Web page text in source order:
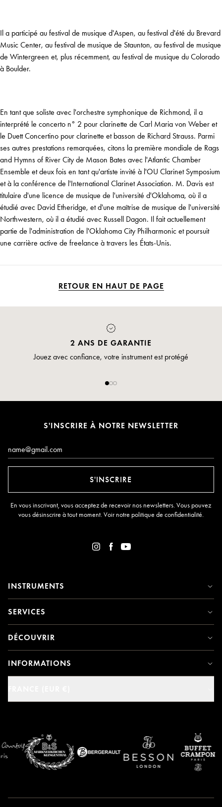
Il a participé au festival de musique d'Aspen, au festival d'été du Brevard
Music Center, au festival de musique de Staunton, au festival de musique
de Wintergreen et, plus récemment, au festival de musique du Colorado
à Boulder.
En tant que soliste avec l'orchestre symphonique de Richmond, il a
interprété le concerto n° 2 pour clarinette de Carl Maria von Weber et
le Duett Concertino pour clarinette et basson de Richard Strauss. Parmi
ses autres prestations remarquées, citons la première mondiale de Rags
and Hymns of River City de Mason Bates avec l'Atlantic Chamber
Ensemble et deux fois en tant qu'artiste invité à l'OU Clarinet Symposium
et à la conférence de l'International Clarinet Association. M. Davis est
titulaire d'une licence de musique de l'université d'Oklahoma, où il a
étudié avec David Etheridge, et d'une maîtrise de musique de l'université
Northwestern, où il a étudié avec Russell Dagon. Il fait actuellement
partie de l'administration de l'Oklahoma City Philharmonic et poursuit
une carrière active de freelance à travers les États-Unis.
RETOUR EN HAUT DE PAGE
2 ANS DE GARANTIE
Jouez avec confiance, votre instrument est protégé
S'INSCRIRE À NOTRE NEWSLETTER
E-mail*
S'INSCRIRE
En vous inscrivant, vous acceptez de recevoir nos newsletters. Vous pouvez
vous désinscrire à tout moment. Voir notre politique de confidentialité.
INSTRUMENTS
SERVICES
DÉCOUVRIR
INFORMATIONS